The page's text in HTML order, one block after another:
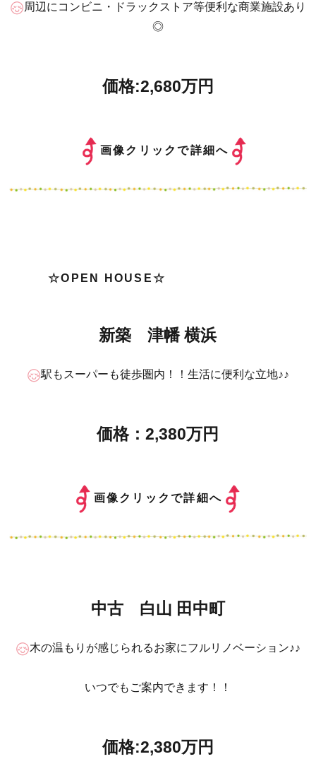
周辺にコンビニ・ドラックストア等便利な商業施設あり
◎
価格:2,680万円
画像クリックで詳細へ
☆OPEN HOUSE☆
新築 津幡 横浜
駅もスーパーも徒歩圏内！！生活に便利な立地♪♪
価格：2,380万円
画像クリックで詳細へ
中古 白山 田中町
木の温もりが感じられるお家にフルリノベーション♪♪
いつでもご案内できます！！
価格:2,380万円